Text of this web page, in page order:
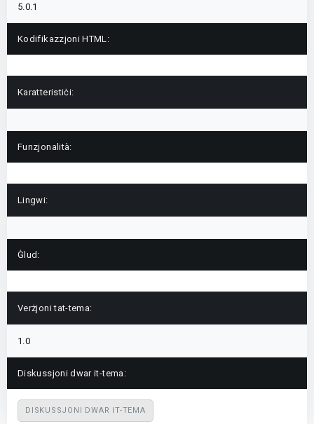
5.0.1
Kodifikazzjoni HTML:
Karatteristiċi:
Funzjonalità:
Lingwi:
Ġlud:
Verżjoni tat-tema:
1.0
Diskussjoni dwar it-tema:
DISKUSSJONI DWAR IT-TEMA